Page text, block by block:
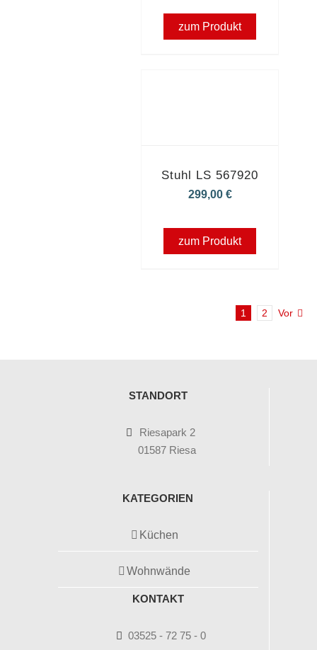
zum Produkt
Stuhl LS 567920
299,00 €
zum Produkt
1 2 Vor
STANDORT
Riesapark 2
01587 Riesa
KATEGORIEN
Küchen
Wohnwände
KONTAKT
03525 - 72 75 - 0